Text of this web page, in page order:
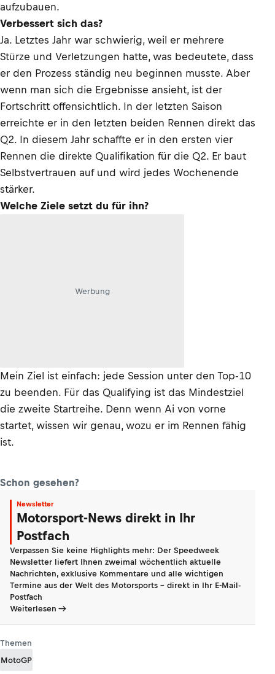
aufzubauen.
Verbessert sich das?
Ja. Letztes Jahr war schwierig, weil er mehrere
Stürze und Verletzungen hatte, was bedeutete, dass
er den Prozess ständig neu beginnen musste. Aber
wenn man sich die Ergebnisse ansieht, ist der
Fortschritt offensichtlich. In der letzten Saison
erreichte er in den letzten beiden Rennen direkt das
Q2. In diesem Jahr schaffte er in den ersten vier
Rennen die direkte Qualifikation für die Q2. Er baut
Selbstvertrauen auf und wird jedes Wochenende
stärker.
Welche Ziele setzt du für ihn?
Werbung
Mein Ziel ist einfach: jede Session unter den Top-10
zu beenden. Für das Qualifying ist das Mindestziel
die zweite Startreihe. Denn wenn Ai von vorne
startet, wissen wir genau, wozu er im Rennen fähig
ist.
Schon gesehen?
Newsletter
Motorsport-News direkt in Ihr
Postfach
Verpassen Sie keine Highlights mehr: Der Speedweek
Newsletter liefert Ihnen zweimal wöchentlich aktuelle
Nachrichten, exklusive Kommentare und alle wichtigen
Termine aus der Welt des Motorsports - direkt in Ihr E-Mail-
Postfach
Weiterlesen
Themen
MotoGP